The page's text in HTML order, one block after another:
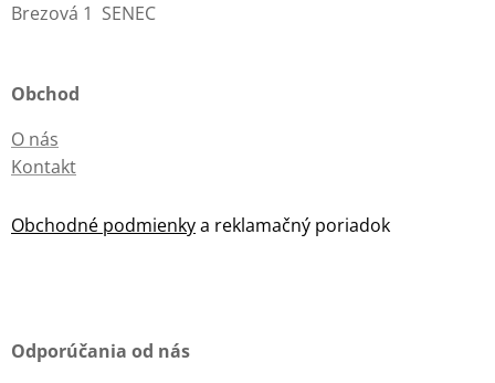
Brezová 1 SENEC
Obchod
O nás
Kontakt
Obchodné podmienkya reklamačný poriadok
Odporúčania od nás